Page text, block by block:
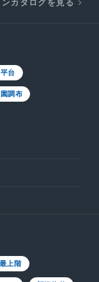
カタログを見る
台
調布
最上階